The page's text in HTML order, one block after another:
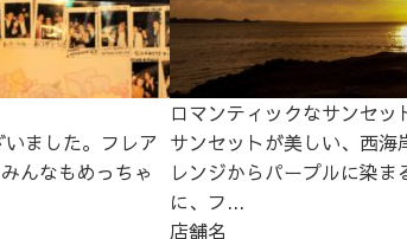
いました。フレア
んなもめっちゃ
ロマンティックなサンセッ
サンセットが美しい、西海
レンジからパープルに染ま
に、フ...
店舗名